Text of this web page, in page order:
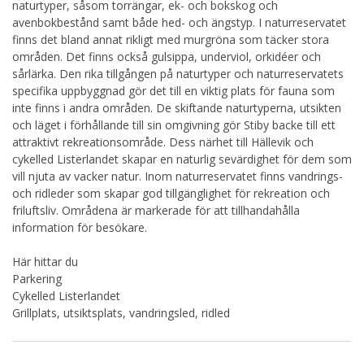
naturtyper, såsom torrängar, ek- och bokskog och
avenbokbestånd samt både hed- och ängstyp. I naturreservatet
finns det bland annat rikligt med murgröna som täcker stora
områden. Det finns också gulsippa, underviol, orkidéer och
sårlärka. Den rika tillgången på naturtyper och naturreservatets
specifika uppbyggnad gör det till en viktig plats för fauna som
inte finns i andra områden. De skiftande naturtyperna, utsikten
och läget i förhållande till sin omgivning gör Stiby backe till ett
attraktivt rekreationsområde. Dess närhet till Hällevik och
cykelled Listerlandet skapar en naturlig sevärdighet för dem som
vill njuta av vacker natur. Inom naturreservatet finns vandrings-
och ridleder som skapar god tillgänglighet för rekreation och
friluftsliv. Områdena är markerade för att tillhandahålla
information för besökare.
Här hittar du
Parkering
Cykelled Listerlandet
Grillplats, utsiktsplats, vandringsled, ridled